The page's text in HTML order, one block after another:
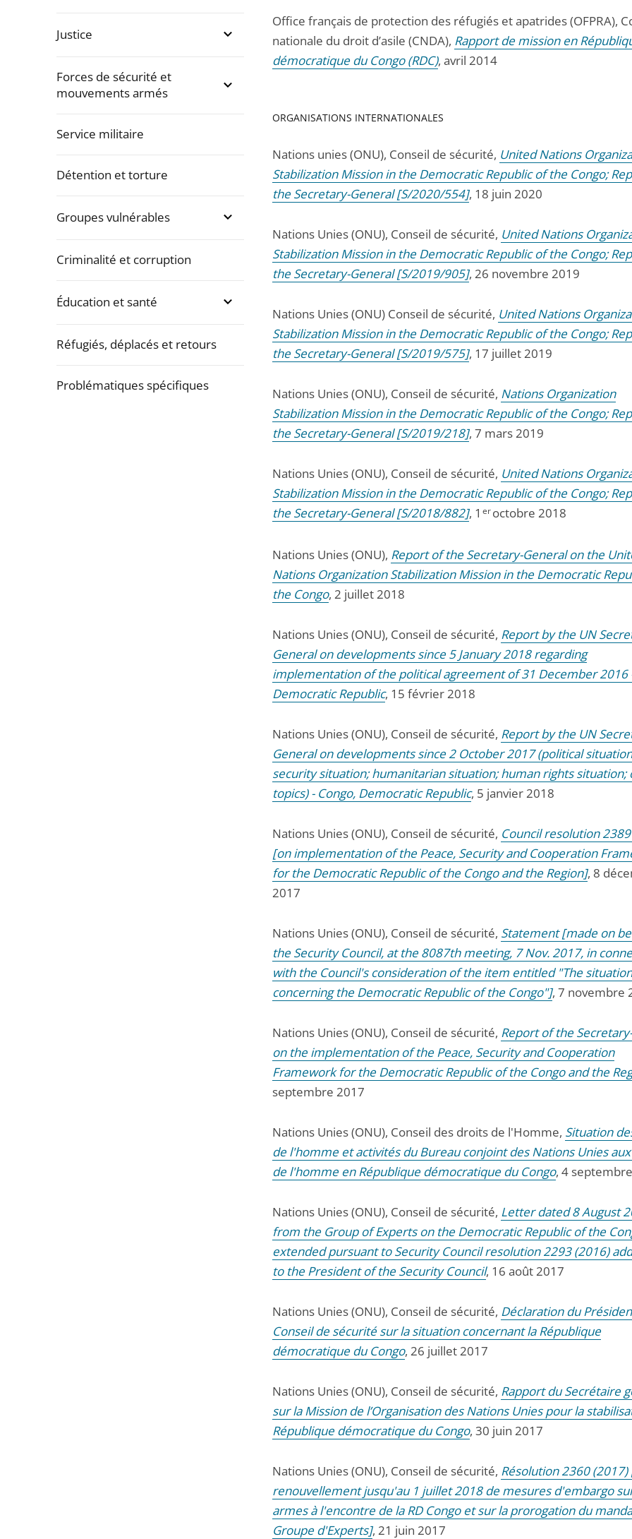
Justice
Forces de sécurité et
mouvements armés
Service militaire
Détention et torture
Groupes vulnérables
Criminalité et corruption
Éducation et santé
Réfugiés, déplacés et retours
Problématiques spécifiques
Office français de protection des réfugiés et apatrides (OFPRA),
nationale du droit d’asile (CNDA), Rapport de mission en
démocratique du Congo (RDC), avril 2014
ORGANISATIONS INTERNATIONALES
Nations unies (ONU), Conseil de sécurité, United Nations
Stabilization Mission in the Democratic Republic of the Congo;
the Secretary-General [S/2020/554], 18 juin 2020
Nations Unies (ONU), Conseil de sécurité, United Nations
Stabilization Mission in the Democratic Republic of the Congo;
the Secretary-General [S/2019/905], 26 novembre 2019
Nations Unies (ONU) Conseil de sécurité, United Nations
Stabilization Mission in the Democratic Republic of the Congo;
the Secretary-General [S/2019/575], 17 juillet 2019
Nations Unies (ONU), Conseil de sécurité, Nations Organization
Stabilization Mission in the Democratic Republic of the Congo;
the Secretary-General [S/2019/218], 7 mars 2019
Nations Unies (ONU), Conseil de sécurité, United Nations
Stabilization Mission in the Democratic Republic of the Congo;
the Secretary-General [S/2018/882], 1 eroctobre 2018
Nations Unies (ONU), Report of the Secretary-General on the
Nations Organization Stabilization Mission in the Democratic
the Congo, 2 juillet 2018
Nations Unies (ONU), Conseil de sécurité, Report by the UN
General on developments since 5 January 2018 regarding
implementation of the political agreement of 31 December 2016
Democratic Republic, 15 février 2018
Nations Unies (ONU), Conseil de sécurité, Report by the UN
General on developments since 2 October 2017 (political
security situation; humanitarian situation; human rights situation;
topics) - Congo, Democratic Republic, 5 janvier 2018
Nations Unies (ONU), Conseil de sécurité, Council resolution
[on implementation of the Peace, Security and Cooperation
for the Democratic Republic of the Congo and the Region], 8
2017
Nations Unies (ONU), Conseil de sécurité, Statement [made on
the Security Council, at the 8087th meeting, 7 Nov. 2017, in
with the Council's consideration of the item entitled "The situation
concerning the Democratic Republic of the Congo"], 7 novembre
Nations Unies (ONU), Conseil de sécurité, Report of the
on the implementation of the Peace, Security and Cooperation
Framework for the Democratic Republic of the Congo and the
septembre 2017
Nations Unies (ONU), Conseil des droits de l'Homme, Situation
de l'homme et activités du Bureau conjoint des Nations Unies
de l'homme en République démocratique du Congo, 4
Nations Unies (ONU), Conseil de sécurité, Letter dated 8 August
from the Group of Experts on the Democratic Republic of the
extended pursuant to Security Council resolution 2293 (2016)
to the President of the Security Council, 16 août 2017
Nations Unies (ONU), Conseil de sécurité, Déclaration du
Conseil de sécurité sur la situation concernant la République
démocratique du Congo, 26 juillet 2017
Nations Unies (ONU), Conseil de sécurité, Rapport du Secrétaire
sur la Mission de l’Organisation des Nations Unies pour la
République démocratique du Congo, 30 juin 2017
Nations Unies (ONU), Conseil de sécurité, Résolution 2360 (2017)
renouvellement jusqu'au 1 juillet 2018 de mesures d'embargo
armes à l'encontre de la RD Congo et sur la prorogation du
Groupe d'Experts], 21 juin 2017